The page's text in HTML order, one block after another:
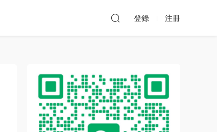
登錄 注冊